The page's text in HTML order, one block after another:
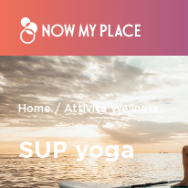
Home Attività Wellness
SUP yoga